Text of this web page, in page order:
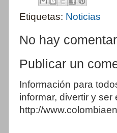
Etiquetas: Noticias
No hay
Publicar un
Información para
informar, divertir y
http://